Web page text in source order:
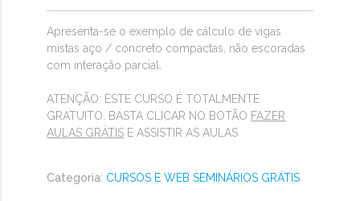
Apresenta-se o exemplo de cálculo de vigas
mistas aço / concreto compactas, não escoradas
com interação parcial.
ATENÇÃO: ESTE CURSO É TOTALMENTE
GRATUITO. BASTA CLICAR NO BOTÃO FAZER
AULAS GRÁTIS E ASSISTIR AS AULAS
Categoria: CURSOS E WEB SEMINÁRIOS GRÁTIS